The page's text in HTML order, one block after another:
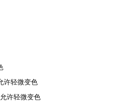
许轻微变色
许轻微变色